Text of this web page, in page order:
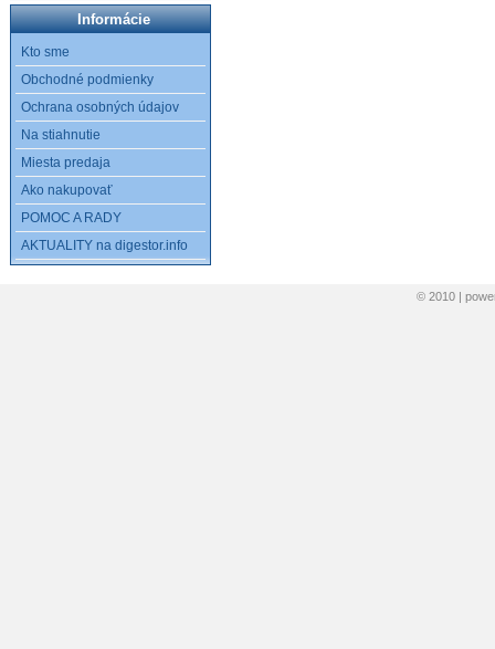
Informácie
Kto sme
Obchodné podmienky
Ochrana osobných údajov
Na stiahnutie
Miesta predaja
Ako nakupovať
POMOC A RADY
AKTUALITY na digestor.info
© 2010 |